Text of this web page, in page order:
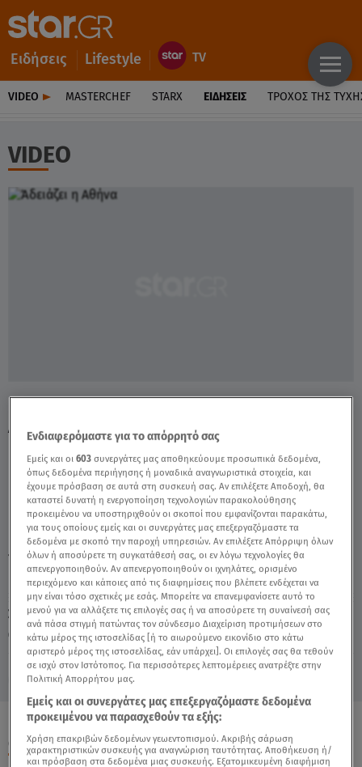
Ειδήσεις Lifestyle
VIDEO MASTERCHEF STARX ΕΙΔΉΣΕΙΣ ΤΡΟΧΌΣ ΤΗΣ
VIDEO
Σάββατο 8 Αυγούστου 2026
03.08.25, 23:54 ΕΛΛΑΔΑ
Αύγουστο - Video
TAGS: ΕΞΟΔΟΣ ΕΞΟΔΟΣ ΑΥΓΟΥΣΤΟΥ
ΟΛΑ ΤΑ ΒΙΝΤΕΟ
Ενδιαφερόμαστε για το απόρρητό σας
Εμείς και οι603 συνεργάτες μας αποθηκεύουμε προσωπικά δεδομένα,
όπως δεδομένα περιήγησης ή μοναδικά αναγνωριστικά στοιχεία, και
έχουμε πρόσβαση σε αυτά στη συσκευή σας. Αν επιλέξετε Αποδοχή, θα
καταστεί δυνατή η ενεργοποίηση τεχνολογιών παρακολούθησης
προκειμένου να υποστηριχθούν οι σκοποί που εμφανίζονται παρακάτω,
για τους οποίους εμείς και οι συνεργάτες μας επεξεργαζόμαστε τα
δεδομένα με σκοπό την παροχή υπηρεσιών. Αν επιλέξετε Απόρριψη όλων
όλων ή αποσύρετε τη συγκατάθεσή σας, οι εν λόγω τεχνολογίες θα
απενεργοποιηθούν. Αν απενεργοποιηθούν οι ιχνηλάτες, ορισμένο
περιεχόμενο και κάποιες από τις διαφημίσεις που βλέπετε ενδέχεται να
μην είναι τόσο σχετικές με εσάς. Μπορείτε να επανεμφανίσετε αυτό το
μενού για να αλλάξετε τις επιλογές σας ή να αποσύρετε τη συναίνεσή σας
ανά πάσα στιγμή πατώντας τον σύνδεσμο Διαχείριση προτιμήσεων στο
κάτω μέρος της ιστοσελίδας [ή το αιωρούμενο εικονίδιο στο κάτω
αριστερό μέρος της ιστοσελίδας, εάν υπάρχει]. Οι επιλογές σας θα τεθούν
σε ισχύ στον Ιστότοπος. Για περισσότερες λεπτομέρειες ανατρέξτε στην
Πολιτική Απορρήτου μας.
Εμείς και οι συνεργάτες μας επεξεργαζόμαστε δεδομένα
προκειμένου να παρασχεθούν τα εξής:
Χρήση επακριβών δεδομένων γεωεντοπισμού. Ακριβής σάρωση
χαρακτηριστικών συσκευής για αναγνώριση ταυτότητας. Αποθήκευση ή/
και πρόσβαση στα δεδομένα μιας συσκευής. Εξατομικευμένη διαφήμιση